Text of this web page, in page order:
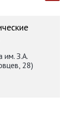
им. З.А.
28)